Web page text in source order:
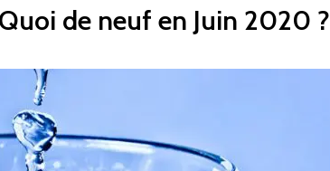
de neuf en Juin 2020 ?